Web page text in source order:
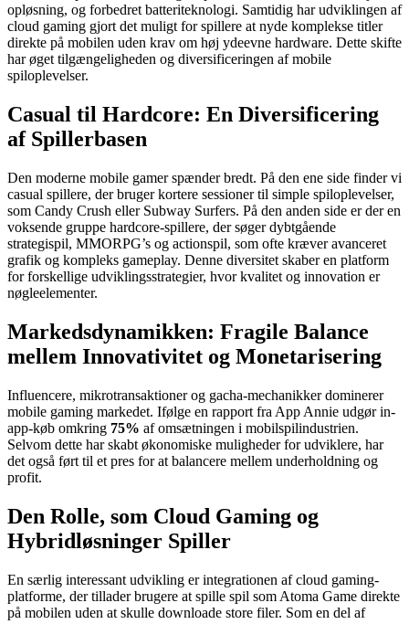
opløsning, og forbedret batteriteknologi. Samtidig har udviklingen af
cloud gaming gjort det muligt for spillere at nyde komplekse titler
direkte på mobilen uden krav om høj ydeevne hardware. Dette skifte
har øget tilgængeligheden og diversificeringen af mobile
spiloplevelser.
Casual til Hardcore: En Diversificering
af Spillerbasen
Den moderne mobile gamer spænder bredt. På den ene side finder vi
casual spillere, der bruger kortere sessioner til simple spiloplevelser,
som Candy Crush eller Subway Surfers. På den anden side er der en
voksende gruppe hardcore-spillere, der søger dybtgående
strategispil, MMORPG’s og actionspil, som ofte kræver avanceret
grafik og kompleks gameplay. Denne diversitet skaber en platform
for forskellige udviklingsstrategier, hvor kvalitet og innovation er
nøgleelementer.
Markedsdynamikken: Fragile Balance
mellem Innovativitet og Monetarisering
Influencere, mikrotransaktioner og gacha-mechanikker dominerer
mobile gaming markedet. Ifølge en rapport fra App Annie udgør in-
app-køb omkring 75% af omsætningen i mobilspilindustrien.
Selvom dette har skabt økonomiske muligheder for udviklere, har
det også ført til et pres for at balancere mellem underholdning og
profit.
Den Rolle, som Cloud Gaming og
Hybridløsninger Spiller
En særlig interessant udvikling er integrationen af cloud gaming-
platforme, der tillader brugere at spille spil som Atoma Game direkte
på mobilen uden at skulle downloade store filer. Som en del af